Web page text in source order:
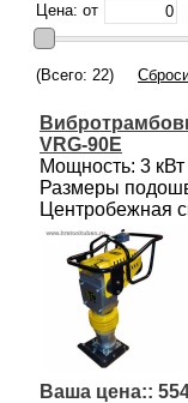
Цена: от
(Всего: 22)
VRG-90E
Мощность: 3 кВт
Размеры
Центробежная